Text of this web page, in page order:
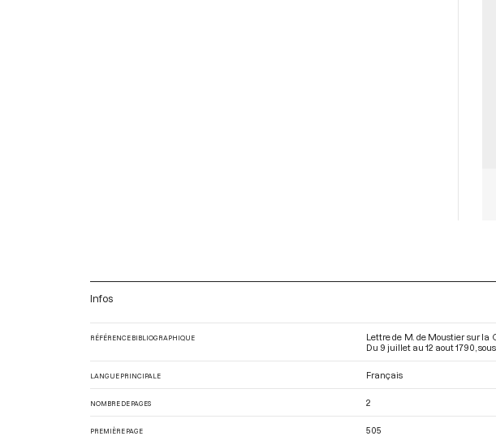
Infos
RÉFÉRENCE BIBLIOGRAPHIQUE
Lettre de M. de Moustier sur la
Du 9 juillet au 12 aout 1790 ,
LANGUE PRINCIPALE Français
NOMBRE DE PAGES 2
PREMIÈRE PAGE 505